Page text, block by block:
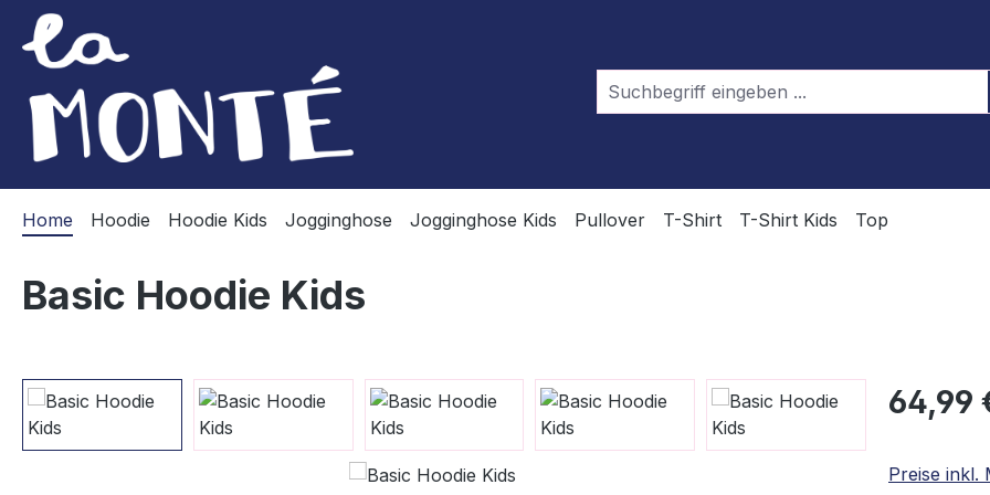
Hauptinhalt springen
Zur Suche springen
Zur Hauptnavigation springen
Home Hoodie Hoodie Kids Jogginghose Jogginghose Kids Pullover T-Shirt T-Shirt Kids Top
Basic Hoodie Kids
Regulärer
64,99
Preise inkl.